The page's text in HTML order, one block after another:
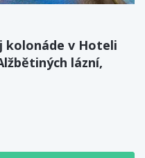
kolonáde v Hoteli
lázní,